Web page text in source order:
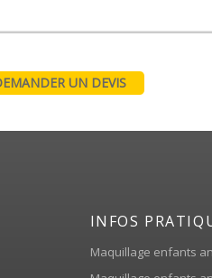
UN DEVIS
INFOS
Maquillage enfants